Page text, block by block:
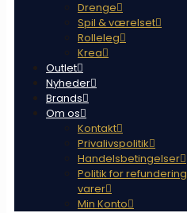
Drenge
Spil & værelset
Rolleleg
Krea
Outlet
Nyheder
Brands
Om os
Kontakt
Privalivspolitik
Handelsbetingelser
Politik for
varer
Min Konto